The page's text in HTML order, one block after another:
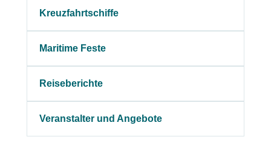
Kreuzfahrtschiffe
Maritime Feste
Reiseberichte
Veranstalter und Angebote